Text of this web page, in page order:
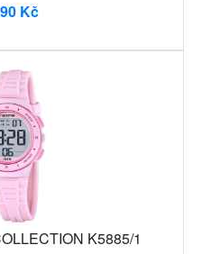
Kč
K5885/1